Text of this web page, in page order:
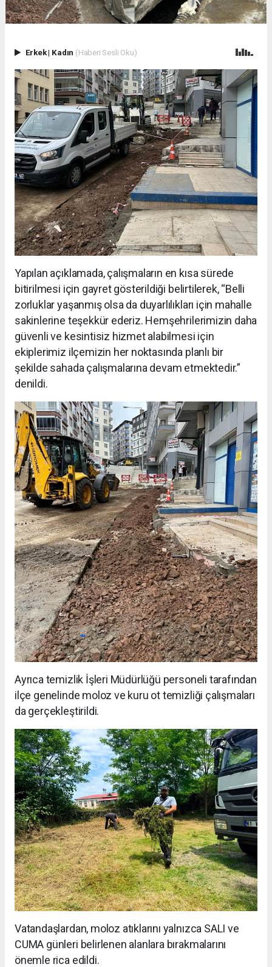
Erkek| Kadın (Haberi Sesli Oku)
Yapılan açıklamada, çalışmaların en kısa sürede
bitirilmesi için gayret gösterildiği belirtilerek, “Belli
zorluklar yaşanmış olsa da duyarlılıkları için mahalle
sakinlerine teşekkür ederiz. Hemşehrilerimizin daha
güvenli ve kesintisiz hizmet alabilmesi için
ekiplerimiz ilçemizin her noktasında planlı bir
şekilde sahada çalışmalarına devam etmektedir.”
denildi.
Ayrıca temizlik İşleri Müdürlüğü personeli tarafından
ilçe genelinde moloz ve kuru ot temizliği çalışmaları
da gerçekleştirildi.
Vatandaşlardan, moloz atıklarını yalnızca SALI ve
CUMA günleri belirlenen alanlara bırakmalarını
önemle rica edildi.